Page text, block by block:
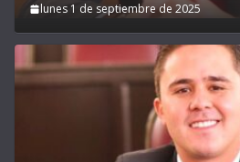
lunes 1 de septiembre de 2025